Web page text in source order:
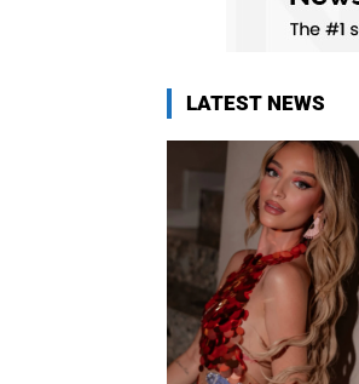
LATEST NEWS